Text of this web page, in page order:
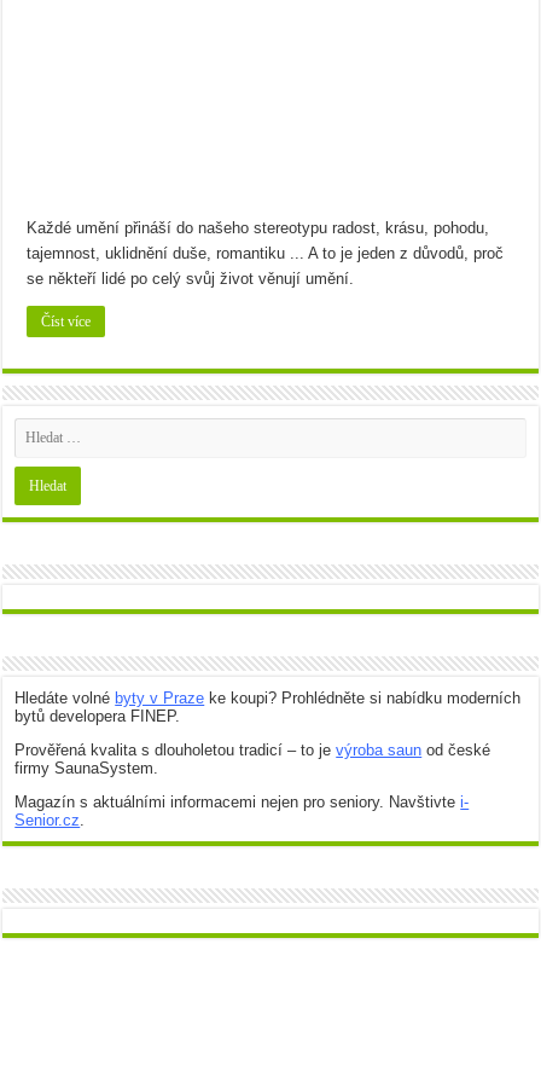
Každé umění přináší do našeho stereotypu radost, krásu, pohodu,
tajemnost, uklidnění duše, romantiku ... A to je jeden z důvodů, proč
se někteří lidé po celý svůj život věnují umění.
Číst více
Hledáte volné byty v Praze ke koupi? Prohlédněte si nabídku moderních
bytů developera FINEP.
Prověřená kvalita s dlouholetou tradicí – to jevýroba saun od české
firmy SaunaSystem.
Magazín s aktuálními informacemi nejen pro seniory. Navštivtei-
Senior.cz